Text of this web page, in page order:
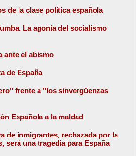
de la clase política española
La agonía del socialismo
ante el abismo
de España
frente a "los sinvergüenzas
Española a la maldad
de inmigrantes, rechazada por la
será una tragedia para España